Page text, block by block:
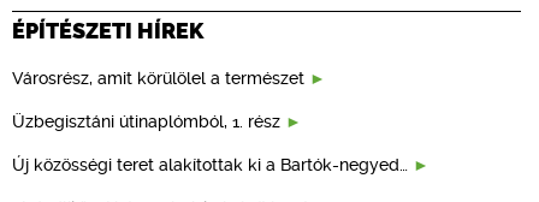
ÉPÍTÉSZETI HÍREK
Városrész, amit körülölel a természet
Üzbegisztáni útinaplómból, 1. rész
Új közösségi teret alakítottak ki a Bartók-negyed…